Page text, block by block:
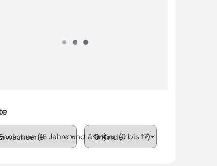
(18 Jahre und älter)Kinder (0 bis 17)